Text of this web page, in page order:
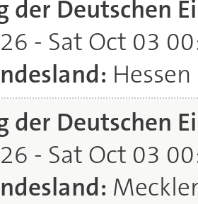
der Deutschen
- Sat Oct 03
Hessen
der Deutschen
- Sat Oct 03